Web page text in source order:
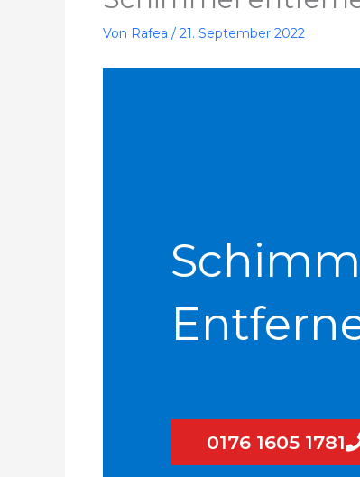
Von Rafea / 21. September 2022
0176 1605 1781